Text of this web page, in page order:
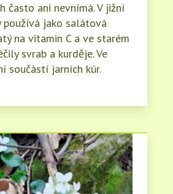
často ani nevnímá. V jižní
používá jako salátová
na vitamin C a ve starém
svrab a kurděje. Ve
součástí jarních kúr.